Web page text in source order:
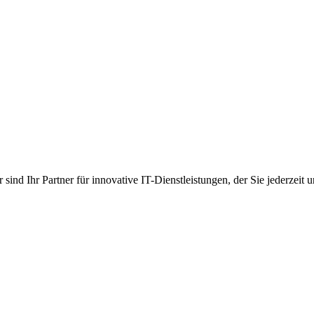
sind Ihr Partner für innovative IT-Dienstleistungen, der Sie jederzeit